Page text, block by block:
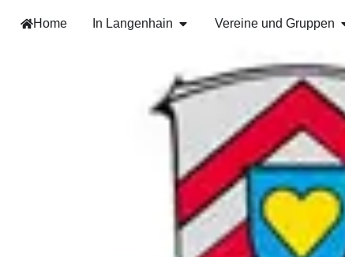
Home In Langenhain Vereine und Gruppen